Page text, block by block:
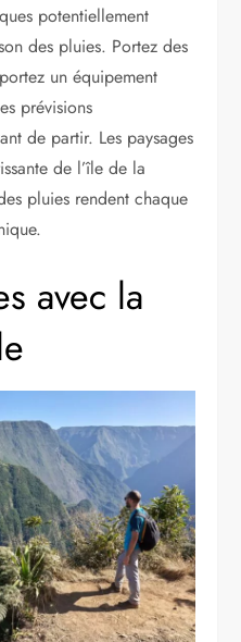
potentiellement
des pluies. Portez des
un équipement
prévisions
de partir. Les paysages
de l’île de la
pluies rendent chaque
avec la